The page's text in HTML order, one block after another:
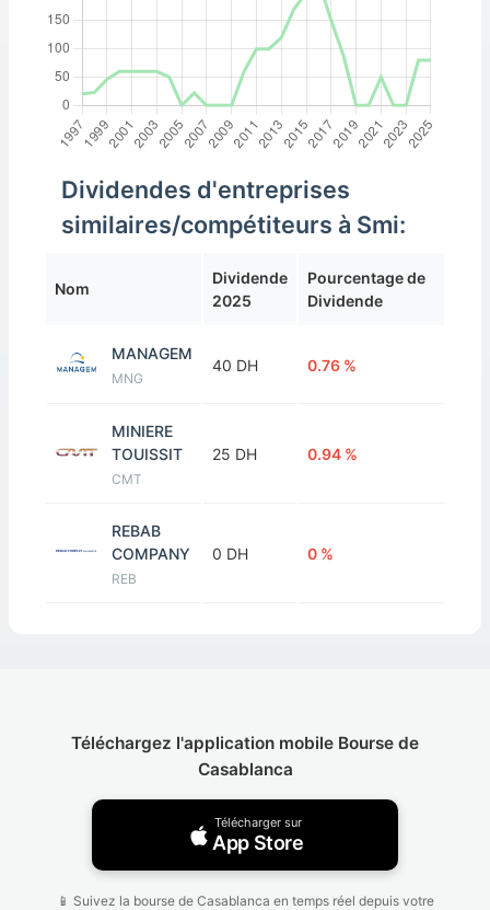
Dividendes d'entreprises
similaires/compétiteurs à Smi:
Nom
Dividende
2025
Pourcentage de
Dividende
MANAGEM
MNG
40 DH 0.76 %
MINIERE
TOUISSIT
CMT
25 DH 0.94 %
REBAB
COMPANY
REB
0 DH 0 %
Téléchargez l'application mobile Bourse de
Casablanca
Télécharger sur
App Store
📱 Suivez la bourse de Casablanca en temps réel depuis votre